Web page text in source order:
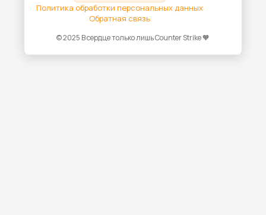
Политика обработки персональных данных
Обратная связь
© 2025 В сердце только лишь Counter Strike 🧡